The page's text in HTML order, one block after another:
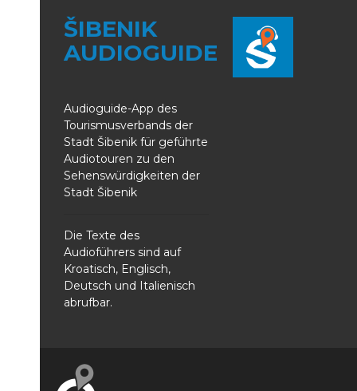
ŠIBENIK
AUDIOGUIDE
Audioguide-App des
Tourismusverbands der
Stadt Šibenik für geführte
Audiotouren zu den
Sehenswürdigkeiten der
Stadt Šibenik
Die Texte des
Audioführers sind auf
Kroatisch, Englisch,
Deutsch und Italienisch
abrufbar.